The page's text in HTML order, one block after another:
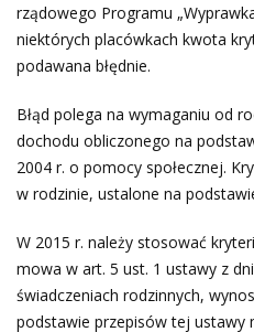
rządowego Programu
niektórych placówkach kwota
podawana błędnie.
Błąd polega na wymaganiu od
dochodu obliczonego na
2004 r. o pomocy społecznej.
w rodzinie, ustalone na
W 2015 r. należy stosować
mowa w art. 5 ust. 1 ustawy z
świadczeniach rodzinnych,
podstawie przepisów tej ustawy